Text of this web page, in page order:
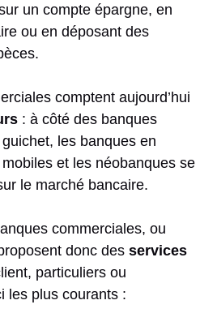
un compte épargne, en
ou en déposant des
comptent aujourd’hui
: à côté des banques
les banques en
et les néobanques se
le marché bancaire.
commerciales, ou
donc des services
particuliers ou
les plus courants :